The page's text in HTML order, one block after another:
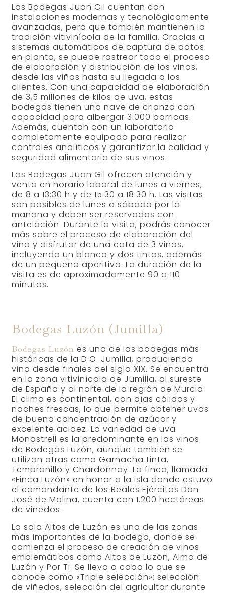
Las Bodegas Juan Gil cuentan con
instalaciones modernas y tecnológicamente
avanzadas, pero que también mantienen la
tradición vitivinícola de la familia. Gracias a
sistemas automáticos de captura de datos
en planta, se puede rastrear todo el proceso
de elaboración y distribución de los vinos,
desde las viñas hasta su llegada a los
clientes. Con una capacidad de elaboración
de 3,5 millones de kilos de uva, estas
bodegas tienen una nave de crianza con
capacidad para albergar 3.000 barricas.
Además, cuentan con un laboratorio
completamente equipado para realizar
controles analíticos y garantizar la calidad y
seguridad alimentaria de sus vinos.
Las Bodegas Juan Gil ofrecen atención y
venta en horario laboral de lunes a viernes,
de 8 a 13:30 h y de 15:30 a 18:30 h. Las visitas
son posibles de lunes a sábado por la
mañana y deben ser reservadas con
antelación. Durante la visita, podrás conocer
más sobre el proceso de elaboración del
vino y disfrutar de una cata de 3 vinos,
incluyendo un blanco y dos tintos, además
de un pequeño aperitivo. La duración de la
visita es de aproximadamente 90 a 110
minutos.
Bodegas Luzón (Jumilla)
Bodegas Luzón es una de las bodegas más
históricas de la D.O. Jumilla, produciendo
vino desde finales del siglo XIX. Se encuentra
en la zona vitivinícola de Jumilla, al sureste
de España y al norte de la región de Murcia.
El clima es continental, con días cálidos y
noches frescas, lo que permite obtener uvas
de buena concentración de azúcar y
excelente acidez. La variedad de uva
Monastrell es la predominante en los vinos
de Bodegas Luzón, aunque también se
utilizan otras como Garnacha tinta,
Tempranillo y Chardonnay. La finca, llamada
«Finca Luzón» en honor a la isla donde estuvo
el comandante de los Reales Ejércitos Don
José de Molina, cuenta con 1.200 hectáreas
de viñedos.
La sala Altos de Luzón es una de las zonas
más importantes de la bodega, donde se
comienza el proceso de creación de vinos
emblemáticos como Altos de Luzón, Alma de
Luzón y Por Ti. Se lleva a cabo lo que se
conoce como «Triple selección»: selección
de viñedos, selección del agricultor durante